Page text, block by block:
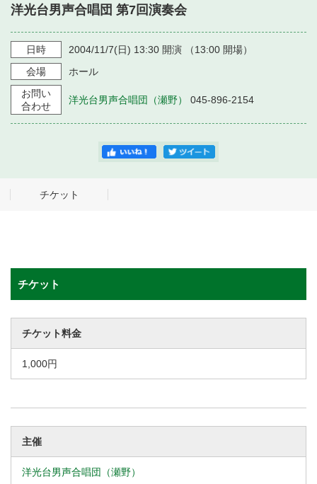
・ よくある質問
・ 施設を借りる
・ 空き状況
・ 抽選対象日
・ 利用料金
音楽堂について
・ 音楽堂のご案内
・ フロアマップ
・ 芸術参与
神奈川県立音楽堂
SNS
洋光台男声合唱団 第7回演奏会
日時 2004/11/7(日) 13:30 開演 （13:00 開場）
会場
ホール
お問い
合わせ
洋光台男声合唱団（瀬野） 045-896-2154
チケット
チケット
チケット料金
1,000円
主催
洋光台男声合唱団（瀬野）